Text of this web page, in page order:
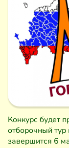
Конкурс будет
отборочный
завершится 6